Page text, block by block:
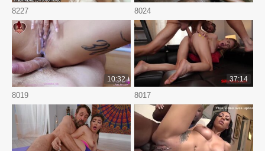
8227 8024
8019
10:32
8017
37:14